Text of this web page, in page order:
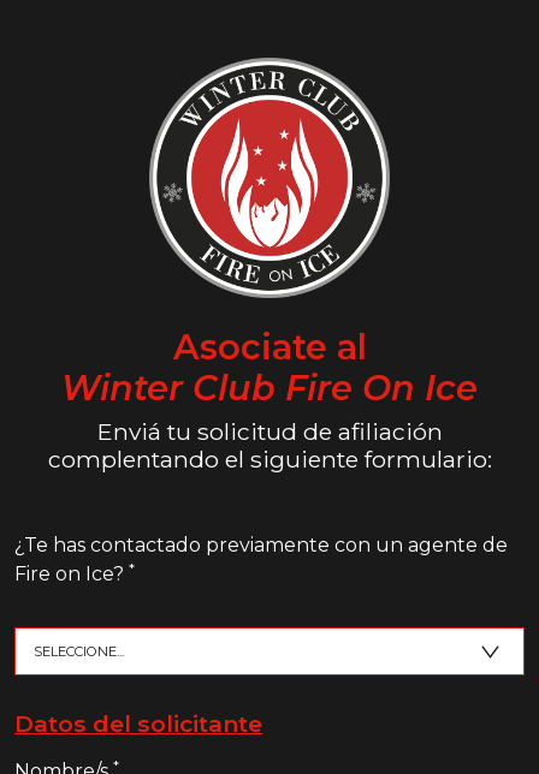
Asociate al
Winter Club Fire On Ice
Enviá tu solicitud de afiliación
complentando el siguiente formulario:
¿Te has contactado previamente con un agente de
Fire on Ice? *
Datos del solicitante
*